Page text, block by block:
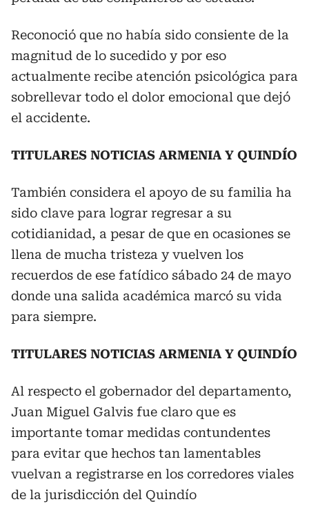
Reconoció que no había sido consiente de la
magnitud de lo sucedido y por eso
actualmente recibe atención psicológica para
sobrellevar todo el dolor emocional que dejó
el accidente.
TITULARES NOTICIAS ARMENIA Y QUINDÍO
También considera el apoyo de su familia ha
sido clave para lograr regresar a su
cotidianidad, a pesar de que en ocasiones se
llena de mucha tristeza y vuelven los
recuerdos de ese fatídico sábado 24 de mayo
donde una salida académica marcó su vida
para siempre.
TITULARES NOTICIAS ARMENIA Y QUINDÍO
Al respecto el gobernador del departamento,
Juan Miguel Galvis fue claro que es
importante tomar medidas contundentes
para evitar que hechos tan lamentables
vuelvan a registrarse en los corredores viales
de la jurisdicción del Quindío